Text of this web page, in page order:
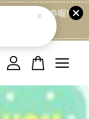
取專屬折扣券喔!
的。